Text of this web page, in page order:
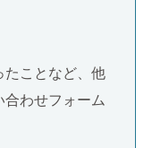
たことなど、他
わせフォーム